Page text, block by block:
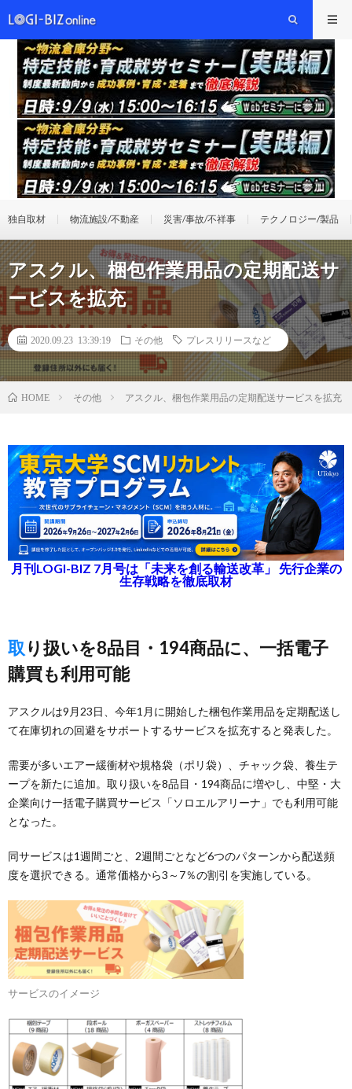
独自取材 物流施設/不動産 災害/事故/不祥事 テクノロジー/製品
アスクル、梱包作業用品の定期配送サ
ービスを拡充
2020.09.23 13:39:19 その他 プレスリリースなど
HOME その他 アスクル、梱包作業用品の定期配送サービスを拡充
月刊LOGI-BIZ 7月号は「未来を創る輸送改革」 先行企業の
生存戦略を徹底取材
取り扱いを8品目・194商品に、一括電子
購買も利用可能
アスクルは9月23日、今年1月に開始した梱包作業用品を定期配送し
て在庫切れの回避をサポートするサービスを拡充すると発表した。
需要が多いエアー緩衝材や規格袋（ポリ袋）、チャック袋、養生テ
ープを新たに追加。取り扱いを8品目・194商品に増やし、中堅・大
企業向け一括電子購買サービス「ソロエルアリーナ」でも利用可能
となった。
同サービスは1週間ごと、2週間ごとなど6つのパターンから配送頻
度を選択できる。通常価格から3～7％の割引を実施している。
サービスのイメージ